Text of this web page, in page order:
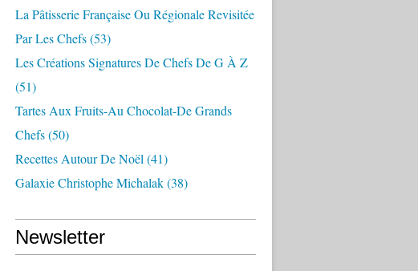
La Pâtisserie Française Ou Régionale Revisitée
Par Les Chefs(53)
Les Créations Signatures De Chefs De G À Z
(51)
Tartes Aux Fruits-Au Chocolat-De Grands
Chefs(50)
Recettes Autour De Noël (41)
Galaxie Christophe Michalak(38)
Newsletter